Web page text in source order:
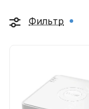
Фильтр